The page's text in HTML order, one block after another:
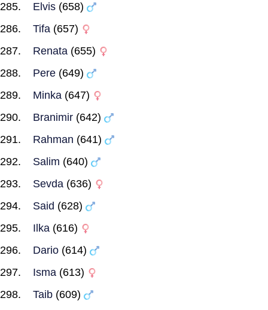
Elvis (658)
Tifa (657)
Renata (655)
Pere (649)
Minka (647)
Branimir (642)
Rahman (641)
Salim (640)
Sevda (636)
Said (628)
Ilka (616)
Dario (614)
Isma (613)
Taib (609)